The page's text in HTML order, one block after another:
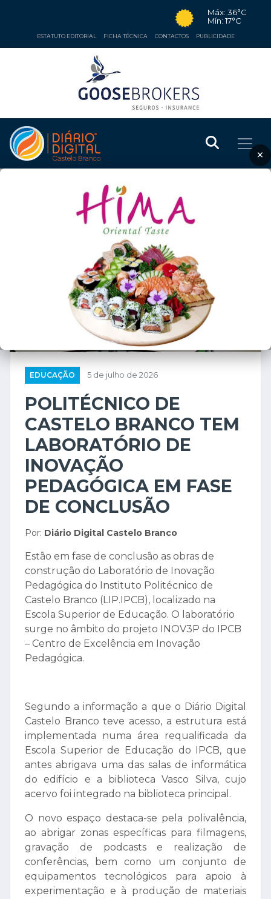
Máx: 36°C
Mín: 17°C
ESTATUTO EDITORIAL FICHA TÉCNICA CONTACTOS PUBLICIDADE
×
EDUCAÇÃO 5 de julho de 2026
POLITÉCNICO DE
CASTELO BRANCO TEM
LABORATÓRIO DE
INOVAÇÃO
PEDAGÓGICA EM FASE
DE CONCLUSÃO
Por: Diário Digital Castelo Branco
Estão em fase de conclusão as obras de
construção do Laboratório de Inovação
Pedagógica do Instituto Politécnico de
Castelo Branco (LIP.IPCB), localizado na
Escola Superior de Educação. O laboratório
surge no âmbito do projeto INOV3P do IPCB
– Centro de Excelência em Inovação
Pedagógica.
Segundo a informação a que o Diário Digital
Castelo Branco teve acesso, a estrutura está
implementada numa área requalificada da
Escola Superior de Educação do IPCB, que
antes abrigava uma das salas de informática
do edifício e a biblioteca Vasco Silva, cujo
acervo foi integrado na biblioteca principal.
O novo espaço destaca-se pela polivalência,
ao abrigar zonas específicas para filmagens,
gravação de podcasts e realização de
conferências, bem como um conjunto de
equipamentos tecnológicos para apoio à
experimentação e à produção de materiais